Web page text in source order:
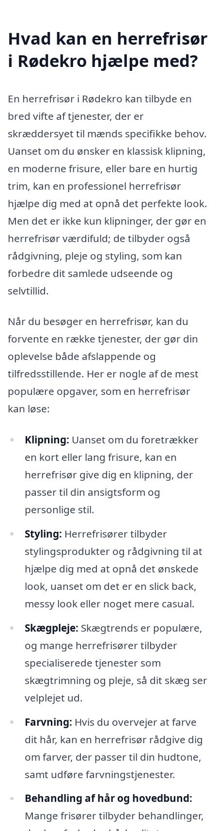
Hvad kan en herrefrisør
i Rødekro hjælpe med?
En herrefrisør i Rødekro kan tilbyde en
bred vifte af tjenester, der er
skræddersyet til mænds specifikke behov.
Uanset om du ønsker en klassisk klipning,
en moderne frisure, eller bare en hurtig
trim, kan en professionel herrefrisør
hjælpe dig med at opnå det perfekte look.
Men det er ikke kun klipninger, der gør en
herrefrisør værdifuld; de tilbyder også
rådgivning, pleje og styling, som kan
forbedre dit samlede udseende og
selvtillid.
Når du besøger en herrefrisør, kan du
forvente en række tjenester, der gør din
oplevelse både afslappende og
tilfredsstillende. Her er nogle af de mest
populære opgaver, som en herrefrisør
kan løse:
Klipning: Uanset om du foretrækker
en kort eller lang frisure, kan en
herrefrisør give dig en klipning, der
passer til din ansigtsform og
personlige stil.
Styling: Herrefrisører tilbyder
stylingsprodukter og rådgivning til at
hjælpe dig med at opnå det ønskede
look, uanset om det er en slick back,
messy look eller noget mere casual.
Skægpleje: Skægtrends er populære,
og mange herrefrisører tilbyder
specialiserede tjenester som
skægtrimning og pleje, så dit skæg ser
velplejet ud.
Farvning: Hvis du overvejer at farve
dit hår, kan en herrefrisør rådgive dig
om farver, der passer til din hudtone,
samt udføre farvningstjenester.
Behandling af hår og hovedbund:
Mange frisører tilbyder behandlinger,